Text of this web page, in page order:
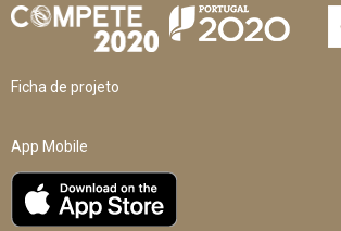
Ficha de projeto
App Mobile